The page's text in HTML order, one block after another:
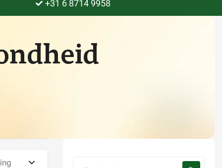
+31 6 8714 9958